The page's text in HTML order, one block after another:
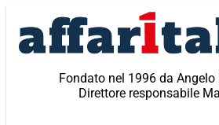
contenuto
Fondato nel 1996 da
Direttore responsabile